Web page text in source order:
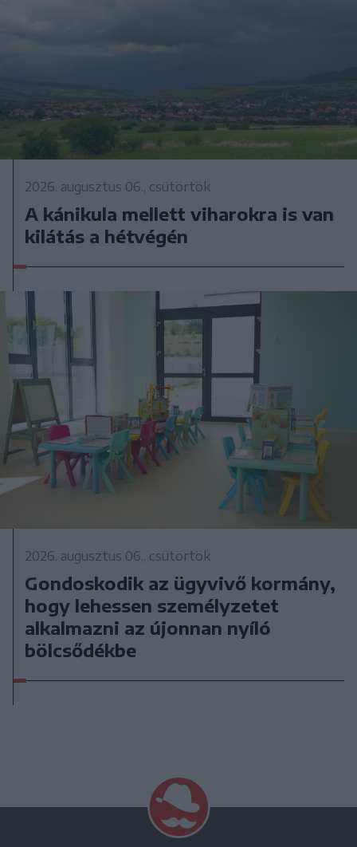
2026. augusztus 06., csütörtök
A kánikula mellett viharokra is van
kilátás a hétvégén
2026. augusztus 06., csütörtök
Gondoskodik az ügyvivő kormány,
hogy lehessen személyzetet
alkalmazni az újonnan nyíló
bölcsődékbe